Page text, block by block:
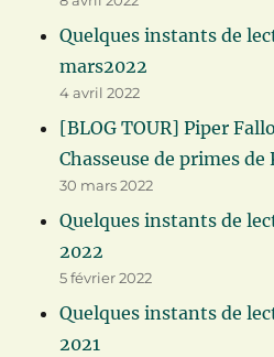
Quelques instants de
mars2022
4 avril 2022
[BLOG TOUR] Piper
Chasseuse de primes
30 mars 2022
Quelques instants de
2022
5 février 2022
Quelques instants de
2021